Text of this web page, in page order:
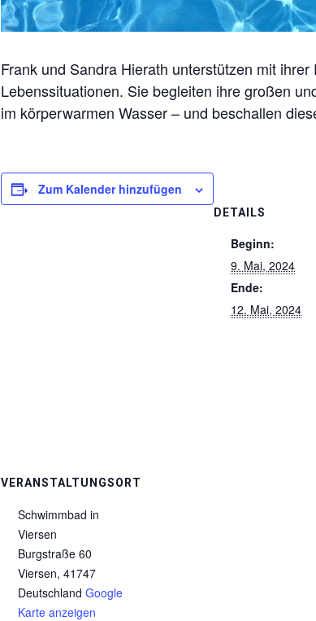
Frank und Sandra Hierath unterstützen mit
Lebenssituationen. Sie begleiten ihre großen
im körperwarmen Wasser – und beschallen
Zum Kalender hinzufügen
DETAILS
Beginn:
9. Mai, 2024
Ende:
12. Mai, 2024
VERANSTALTUNGSORT
Schwimmbad in
Viersen
Burgstraße 60
Viersen, 41747
Deutschland Google
Karte anzeigen